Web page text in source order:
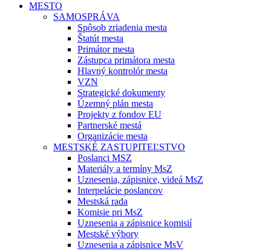
MESTO
SAMOSPRÁVA
Spôsob zriadenia mesta
Štatút mesta
Primátor mesta
Zástupca primátora mesta
Hlavný kontrolór mesta
VZN
Strategické dokumenty
Územný plán mesta
Projekty z fondov EU
Partnerské mestá
Organizácie mesta
MESTSKÉ ZASTUPITEĽSTVO
Poslanci MSZ
Materiály a termíny MsZ
Uznesenia, zápisnice, videá MsZ
Interpelácie poslancov
Mestská rada
Komisie pri MsZ
Uznesenia a zápisnice komisií
Mestské výbory
Uznesenia a zápisnice MsV